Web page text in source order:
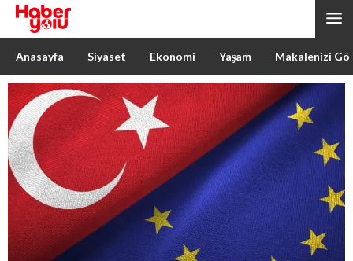
Anasayfa Siyaset Ekonomi Yaşam Makalenizi